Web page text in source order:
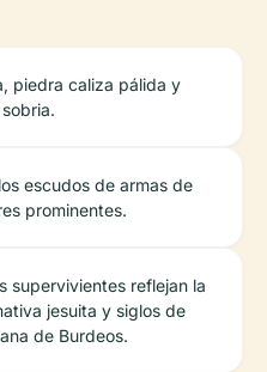
piedra caliza pálida y
escudos de armas de
prominentes.
supervivientes reflejan la
jesuita y siglos de
de Burdeos.